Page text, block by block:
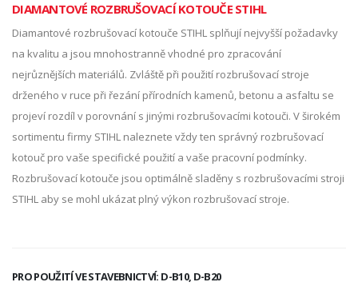
DIAMANTOVÉ ROZBRUŠOVACÍ KOTOUČE STIHL
Diamantové rozbrušovací kotouče STIHL splňují nejvyšší požadavky
na kvalitu a jsou mnohostranně vhodné pro zpracování
nejrůznějších materiálů. Zvláště při použití rozbrušovací stroje
drženého v ruce při řezání přírodních kamenů, betonu a asfaltu se
projeví rozdíl v porovnání s jinými rozbrušovacími kotouči. V širokém
sortimentu firmy STIHL naleznete vždy ten správný rozbrušovací
kotouč pro vaše specifické použití a vaše pracovní podmínky.
Rozbrušovací kotouče jsou optimálně sladěny s rozbrušovacími stroji
STIHL aby se mohl ukázat plný výkon rozbrušovací stroje.
PRO POUŽITÍ VE STAVEBNICTVÍ: D-B10, D-B20